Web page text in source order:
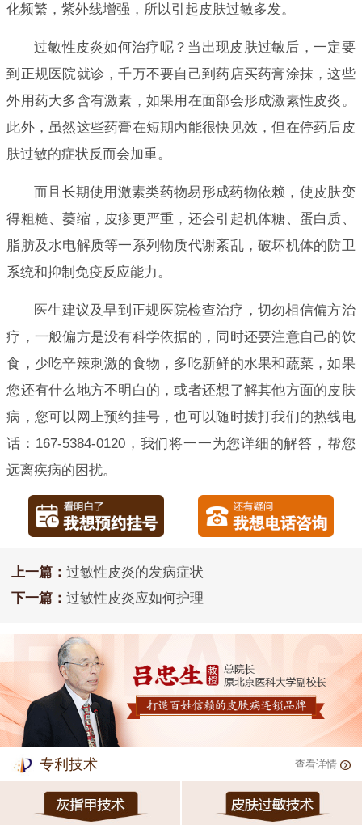
化频繁，紫外线增强，所以引起皮肤过敏多发。
过敏性皮炎如何治疗呢？当出现皮肤过敏后，一定要
到正规医院就诊，千万不要自己到药店买药膏涂抹，这些
外用药大多含有激素，如果用在面部会形成激素性皮炎。
此外，虽然这些药膏在短期内能很快见效，但在停药后皮
肤过敏的症状反而会加重。
而且长期使用激素类药物易形成药物依赖，使皮肤变
得粗糙、萎缩，皮疹更严重，还会引起机体糖、蛋白质、
脂肪及水电解质等一系列物质代谢紊乱，破坏机体的防卫
系统和抑制免疫反应能力。
医生建议及早到正规医院检查治疗，切勿相信偏方治
疗，一般偏方是没有科学依据的，同时还要注意自己的饮
食，少吃辛辣刺激的食物，多吃新鲜的水果和蔬菜，如果
您还有什么地方不明白的，或者还想了解其他方面的皮肤
病，您可以网上预约挂号，也可以随时拨打我们的热线电
话：167-5384-0120，我们将一一为您详细的解答，帮您
远离疾病的困扰。
上一篇： 过敏性皮炎的发病症状
下一篇： 过敏性皮炎应如何护理
专利技术 查看详情